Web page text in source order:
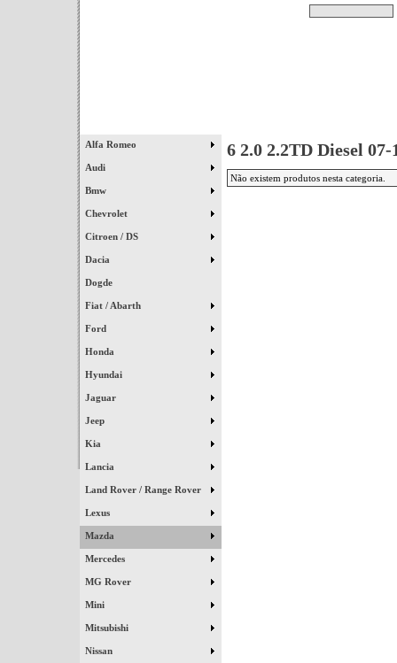
Alfa Romeo
Audi
Bmw
Chevrolet
Citroen / DS
Dacia
Dogde
Fiat / Abarth
Ford
Honda
Hyundai
Jaguar
Jeep
Kia
Lancia
Land Rover / Range Rover
Lexus
Mazda
Mercedes
MG Rover
Mini
Mitsubishi
Nissan
6 2.0 2.2TD Diesel 07-
Não existem produtos nesta categoria.